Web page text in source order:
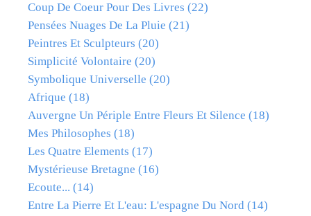
Coup De Coeur Pour Des Livres (22)
Pensées Nuages De La Pluie (21)
Peintres Et Sculpteurs (20)
Simplicité Volontaire (20)
Symbolique Universelle (20)
Afrique (18)
Auvergne Un Périple Entre Fleurs Et Silence (18)
Mes Philosophes (18)
Les Quatre Elements (17)
Mystérieuse Bretagne (16)
Ecoute... (14)
Entre La Pierre Et L'eau: L'espagne Du Nord (14)